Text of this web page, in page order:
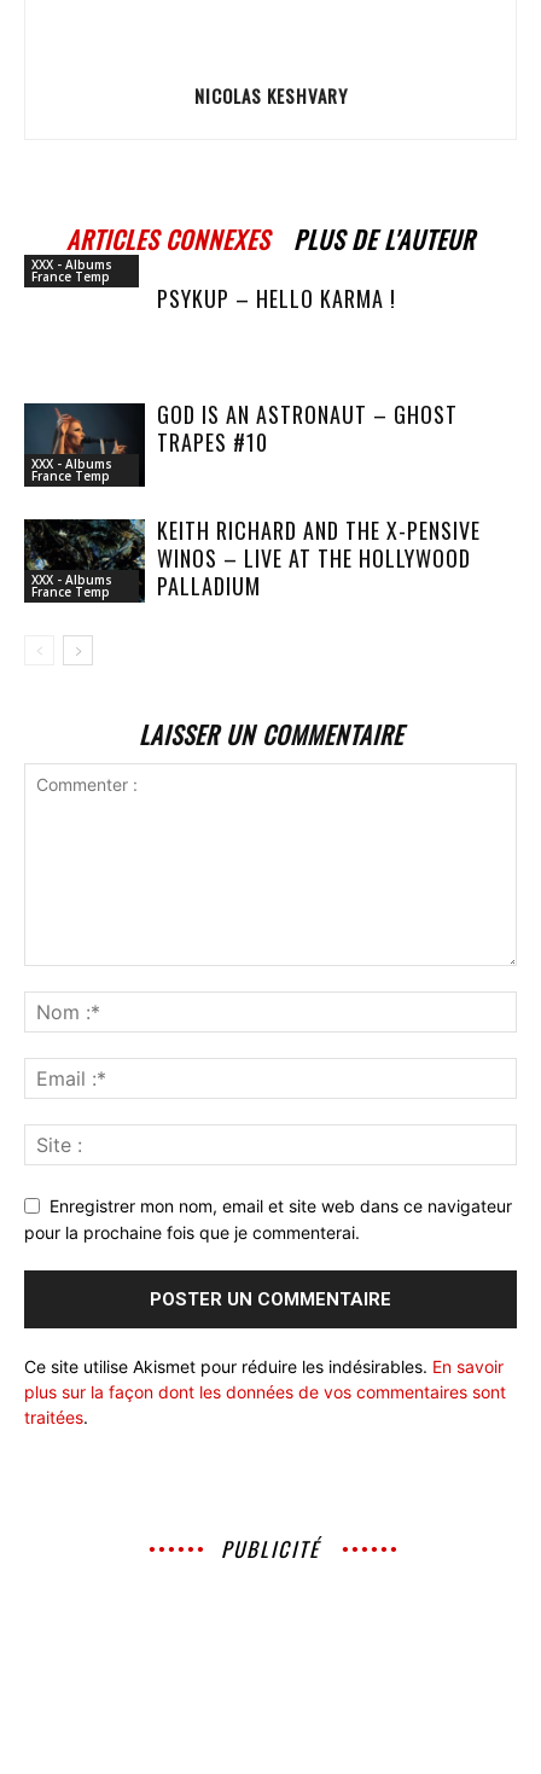
NICOLAS KESHVARY
ARTICLES CONNEXES PLUS DE L'AUTEUR
XXX - Albums
France Temp
PSYKUP – HELLO KARMA !
XXX - Albums
France Temp
GOD IS AN ASTRONAUT – GHOST
TRAPES #10
XXX - Albums
France Temp
KEITH RICHARD AND THE X-PENSIVE
WINOS – LIVE AT THE HOLLYWOOD
PALLADIUM
LAISSER UN COMMENTAIRE
Enregistrer mon nom, email et site web dans ce navigateur
pour la prochaine fois que je commenterai.
Ce site utilise Akismet pour réduire les indésirables. En savoir
plus sur la façon dont les données de vos commentaires sont
traitées.
PUBLICITÉ